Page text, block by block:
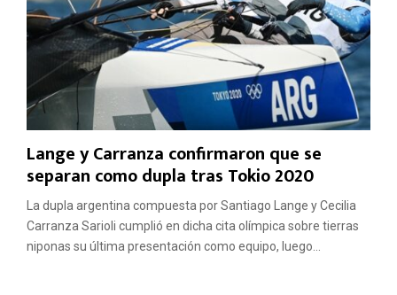
Lange y Carranza confirmaron que se
separan como dupla tras Tokio 2020
La dupla argentina compuesta por Santiago Lange y Cecilia
Carranza Sarioli cumplió en dicha cita olímpica sobre tierras
niponas su última presentación como equipo, luego...